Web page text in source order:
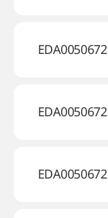
EDA0050672
EDA0050672
EDA0050672